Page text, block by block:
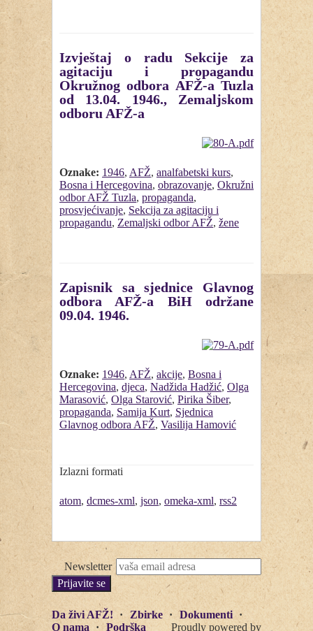
Izvještaj o radu Sekcije za
agitaciju i propagandu
Okružnog odbora AFŽ-a Tuzla
od 13.04. 1946., Zemaljskom
odboru AFŽ-a
Oznake: 1946, AFŽ, analfabetski kurs,
Bosna i Hercegovina, obrazovanje, Okružni
odbor AFŽ Tuzla, propaganda,
prosvjećivanje, Sekcija za agitaciju i
propagandu, Zemaljski odbor AFŽ, žene
Zapisnik sa sjednice Glavnog
odbora AFŽ-a BiH održane
09.04. 1946.
Oznake: 1946, AFŽ, akcije, Bosna i
Hercegovina, djeca, Nadžida Hadžić, Olga
Marasović, Olga Starović, Pirika Šiber,
propaganda, Samija Kurt, Sjednica
Glavnog odbora AFŽ, Vasilija Hamović
Izlazni formati
atom, dcmes-xml, json, omeka-xml, rss2
Newsletter
Da živi AFŽ! Zbirke
Dokumenti
O nama
Podrška Proudly powered by